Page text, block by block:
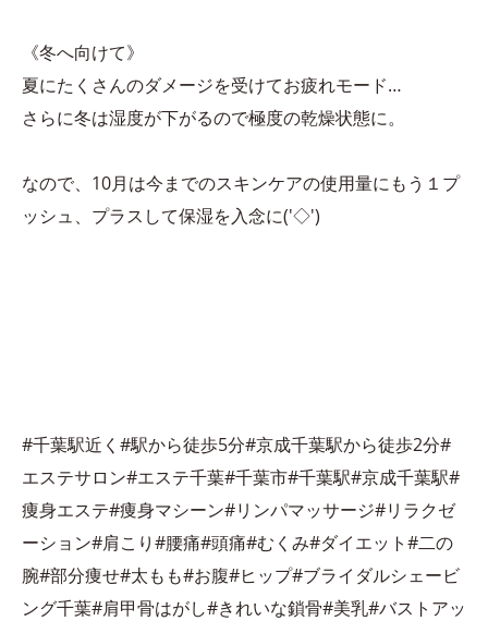
《冬へ向けて》
夏にたくさんのダメージを受けてお疲れモード…
さらに冬は湿度が下がるので極度の乾燥状態に。
なので、10月は今までのスキンケアの使用量にもう１プ
ッシュ、プラスして保湿を入念に('◇')ゞ
#千葉駅近く#駅から徒歩5分#京成千葉駅から徒歩2分#
エステサロン#エステ千葉#千葉市#千葉駅#京成千葉駅#
痩身エステ#痩身マシーン#リンパマッサージ#リラクゼ
ーション#肩こり#腰痛#頭痛#むくみ#ダイエット#二の
腕#部分痩せ#太もも#お腹#ヒップ#ブライダルシェービ
ング千葉#肩甲骨はがし#きれいな鎖骨#美乳#バストアッ